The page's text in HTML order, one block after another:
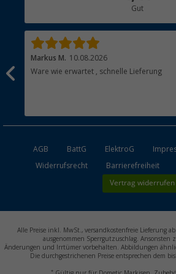
Gut
Markus M. 10.08.2026
Ware wie erwartet , schnelle Lieferung
AGB BattG ElektroG
Widerrufsrecht
Barrierefreiheit
Vertrag widerrufen
Alle Preise inkl. MwSt., versandkostenfreie Lieferung
ausgenommen Sperrgutzuschlag. Ansonsten
Änderungen und Irrtümer vorbehalten. Abbildungen
Die durchgestrichenen Preise entsprechen dem
*